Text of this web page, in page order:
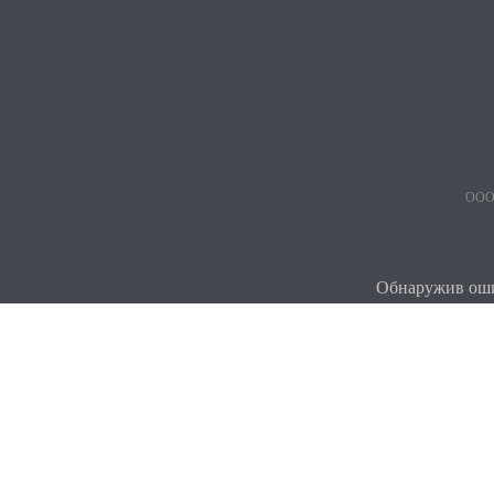
ООО
Обнаружив